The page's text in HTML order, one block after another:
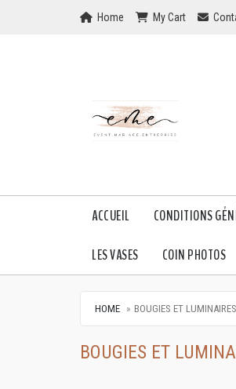
Home
Home My Cart
My Cart
ACCUEIL CONDITIONS
LES VASES COIN PHOTOS
HOME BOUGIES ET LUMINAIRES
BOUGIES ET